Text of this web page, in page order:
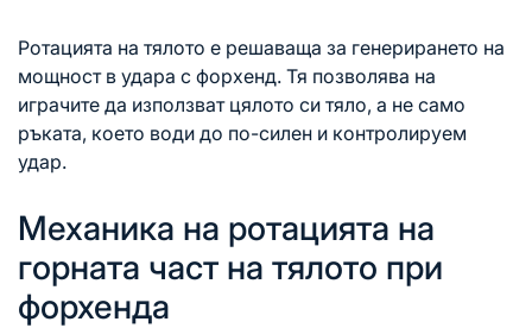
Ротацията на тялото е решаваща за генерирането на
мощност в удара с форхенд. Тя позволява на
играчите да използват цялото си тяло, а не само
ръката, което води до по-силен и контролируем
удар.
Механика на ротацията на
горната част на тялото при
форхенда